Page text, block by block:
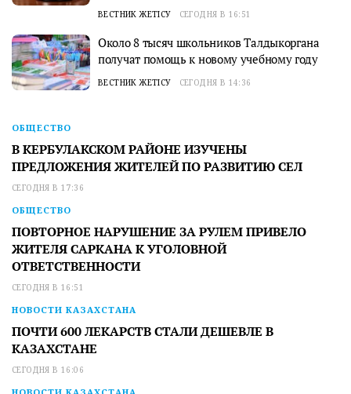
ВЕСТНИК ЖЕТІСУ СЕГОДНЯ В 16:51
Около 8 тысяч школьников Талдыкоргана
получат помощь к новому учебному году
ВЕСТНИК ЖЕТІСУ СЕГОДНЯ В 14:36
ОБЩЕСТВО
В КЕРБУЛАКСКОМ РАЙОНЕ ИЗУЧЕНЫ
ПРЕДЛОЖЕНИЯ ЖИТЕЛЕЙ ПО РАЗВИТИЮ СЕЛ
СЕГОДНЯ В 17:36
ОБЩЕСТВО
ПОВТОРНОЕ НАРУШЕНИЕ ЗА РУЛЕМ ПРИВЕЛО
ЖИТЕЛЯ САРКАНА К УГОЛОВНОЙ
ОТВЕТСТВЕННОСТИ
СЕГОДНЯ В 16:51
НОВОСТИ КАЗАХСТАНА
ПОЧТИ 600 ЛЕКАРСТВ СТАЛИ ДЕШЕВЛЕ В
КАЗАХСТАНЕ
СЕГОДНЯ В 16:06